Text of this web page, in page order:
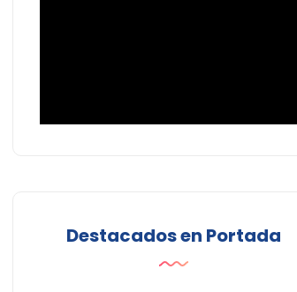
Destacados en Portada